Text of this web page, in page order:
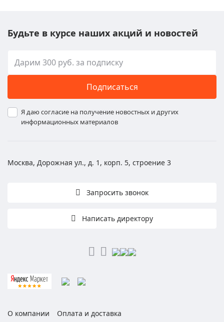
Будьте в курсе наших акций и новостей
Подписаться
Я даю согласие на получение новостных и других
информационных материалов
Москва, Дорожная ул., д. 1, корп. 5, строение 3
Запросить звонок
Написать директору
О компании
Оплата и доставка